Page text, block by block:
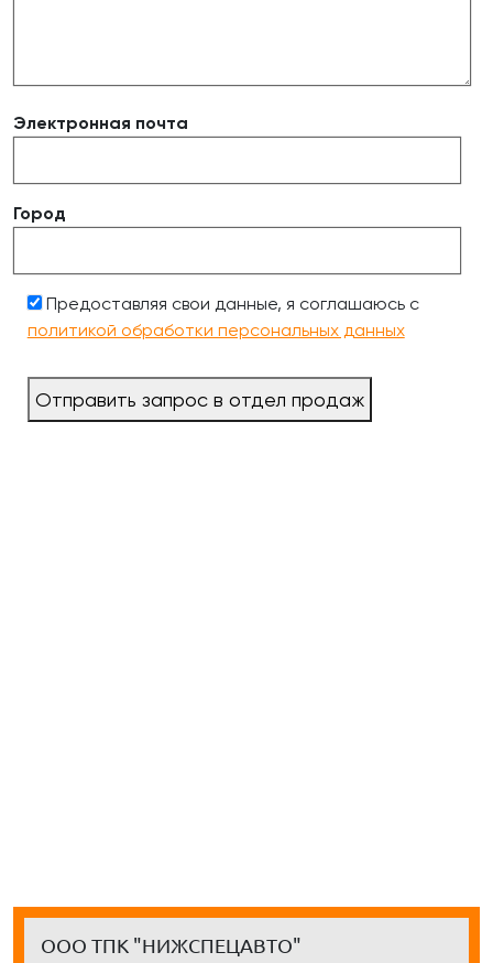
Электронная почта
Город
Предоставляя свои данные, я соглашаюсь с
политикой обработки персональных данных
Отправить запрос в отдел продаж
ООО ТПК "НИЖСПЕЦАВТО"